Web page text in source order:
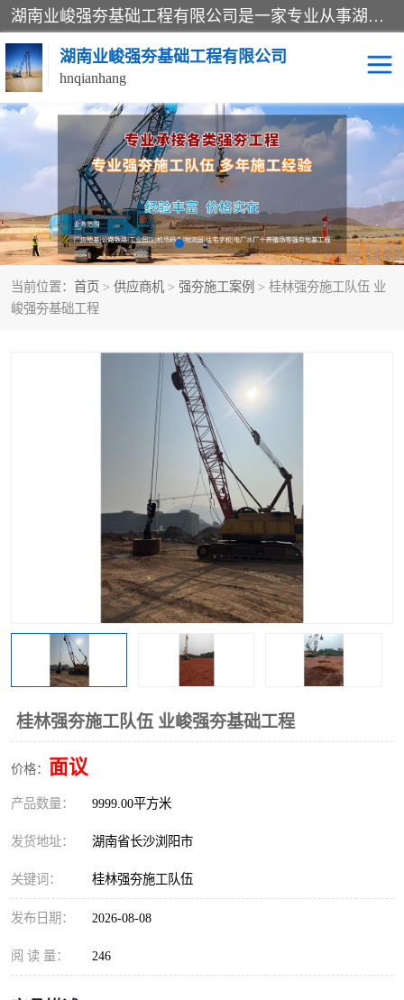
湖南业峻强夯基础工程有限公司是一家专业从事湖南强夯基础工程、强夯机租赁，地基处理的施工单位。业务覆盖：湖南、广东，江西等地。可承接1000KN.m-25000KN.m强夯（置换）工程。公司创始人是国内较早期从事强夯施工的建设者，经过多年的一步一个脚印的发展，在行业内具有较高的度和良好的口碑。
湖南业峻强夯基础工程有限公司
hnqianhang
当前位置： 首页 > 供应商机 > 强夯施工案例 > 桂林强夯施工队伍 业
峻强夯基础工程
桂林强夯施工队伍 业峻强夯基础工程
价格： 面议
产品数量： 9999.00平方米
发货地址： 湖南省长沙浏阳市
关键词： 桂林强夯施工队伍
发布日期： 2026-08-08
阅 读 量： 246
强夯施工案例 强夯机租赁
强夯施工工程 强夯施工队伍
强夯队伍